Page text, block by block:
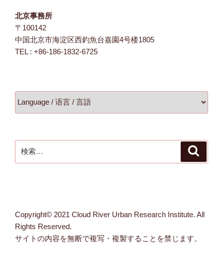
北京事務所
〒100142
中国北京市海淀区西釣魚台嘉園4号楼1805
TEL : +86-186-1832-6725
索:
Copyright© 2021 Cloud River Urban Research Institute. All
Rights Reserved.
サイトの内容を無断で複写・複製することを禁じます。